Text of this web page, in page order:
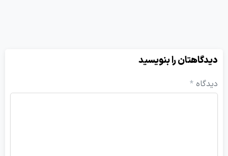
را بنویسید
*